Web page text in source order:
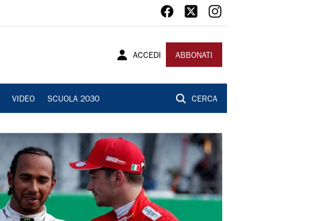
ACCEDI ABBONATI
VIDEO SCUOLA 2030 CERCA